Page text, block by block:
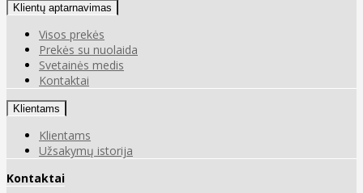
Klientų aptarnavimas
Visos prekės
Prekės su nuolaida
Svetainės medis
Kontaktai
Klientams
Klientams
Užsakymų istorija
Kontaktai